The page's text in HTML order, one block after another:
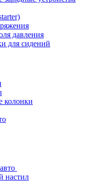
давления
для сидений
колонки
настил